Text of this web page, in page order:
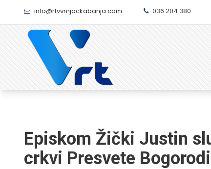
info@rtvvrnjackabanja.com 036 204 380
Episkom Žički Justin
crkvi Presvete